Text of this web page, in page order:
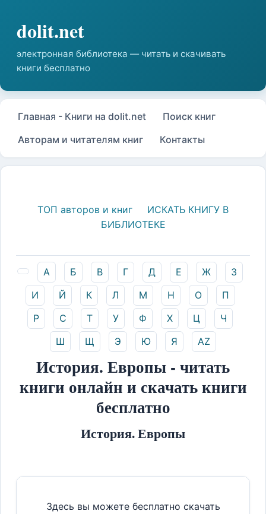
Главная - Книги на dolit.net
Поиск книг
Авторам и читателям книг
Контакты
ТОП авторов и книг
ИСКАТЬ КНИГУ В
БИБЛИОТЕКЕ
А Б В Г Д Е Ж
З
И
Й К Л М Н О
П
Р
С Т У Ф Х Ц
Ч
Ш
Щ Э Ю Я AZ
История. Европы - читать
книги онлайн и скачать книги
бесплатно
История. Европы
Здесь вы можете бесплатно скачать